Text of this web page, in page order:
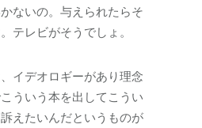
ないの。与えられたらそ
テレビがそうでしょ。
イデオロギーがあり理念
ういう本を出してこうい
えたいんだというものが